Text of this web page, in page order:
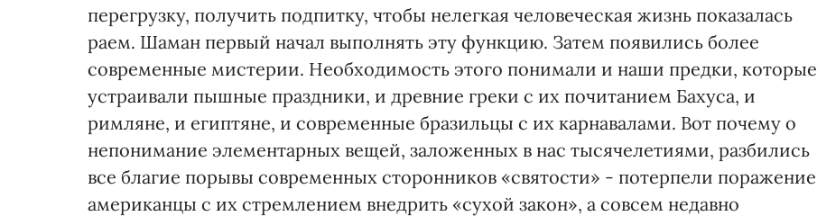
перегрузку, получить подпитку, чтобы нелегкая человеческая жизнь показалась
раем. Шаман первый начал выполнять эту функцию. Затем появились более
современные мистерии. Необходимость этого понимали и наши предки, которые
устраивали пышные праздники, и древние греки с их почитанием Бахуса, и
римляне, и египтяне, и современные бразильцы с их карнавалами. Вот почему о
непонимание элементарных вещей, заложенных в нас тысячелетиями, разбились
все благие порывы современных сторонников «святости» - потерпели поражение
американцы с их стремлением внедрить «сухой закон», а совсем недавно